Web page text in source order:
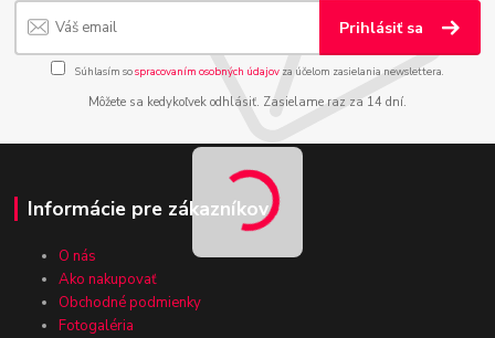
Prihlásiť sa
Súhlasím sospracovaním osobných údajov za účelom zasielania newslettera.
Môžete sa kedykoľvek odhlásiť. Zasielame raz za 14 dní.
Informácie pre zákazníkov
O nás
Ako nakupovať
Obchodné podmienky
Fotogaléria